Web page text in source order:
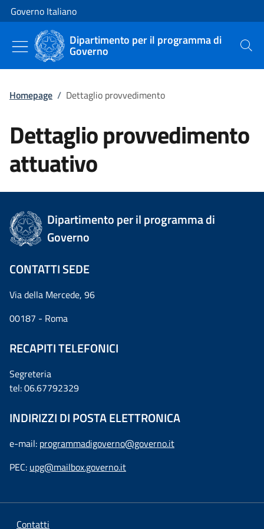
Vai al contenuto
Vai alla navigazione del sito
Governo Italiano
Dipartimento per il programma di
Governo Cerca
Homepage / Dettaglio provvedimento
Dettaglio provvedimento
attuativo
Dipartimento per il programma di
Governo
CONTATTI SEDE
Via della Mercede, 96
00187 - Roma
RECAPITI TELEFONICI
Segreteria
tel: 06.67792329
INDIRIZZI DI POSTA ELETTRONICA
e-mail: programmadigoverno@governo.it
PEC: upg@mailbox.governo.it
Contatti